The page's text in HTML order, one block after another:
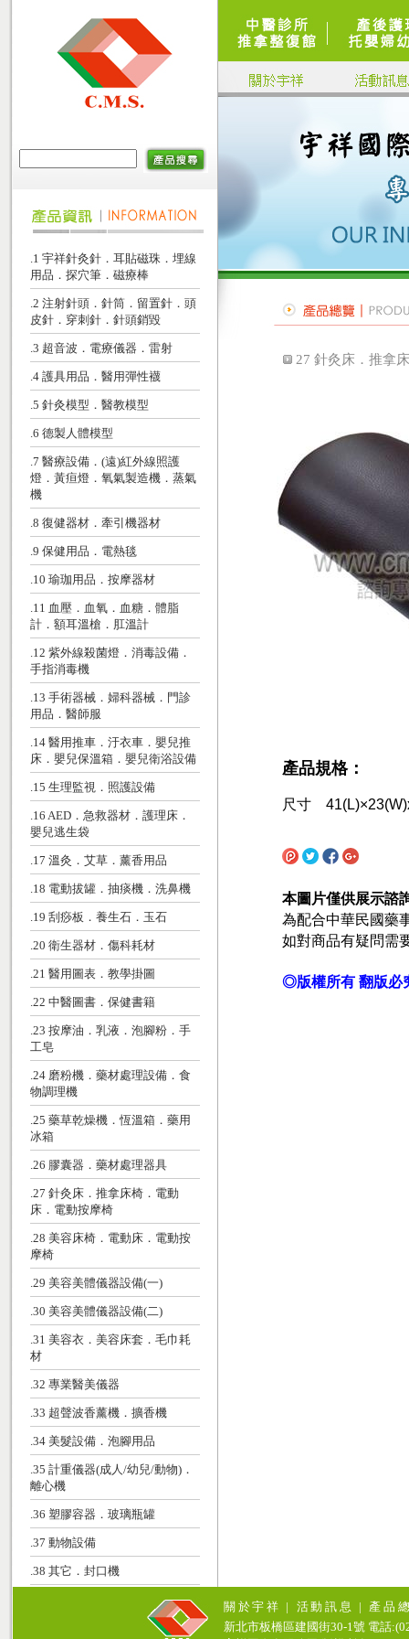
.1 宇祥針灸針．耳貼磁珠．埋線
用品．探穴筆．磁療棒
.2 注射針頭．針筒．留置針．頭
皮針．穿刺針．針頭銷毀
.3 超音波．電療儀器．雷射
.4 護具用品．醫用彈性襪
.5 針灸模型．醫教模型
.6 德製人體模型
.7 醫療設備．(遠)紅外線照護
燈．黃疸燈．氧氣製造機．蒸氣
機
.8 復健器材．牽引機器材
.9 保健用品．電熱毯
.10 瑜珈用品．按摩器材
.11 血壓．血氧．血糖．體脂
計．額耳溫槍．肛溫計
.12 紫外線殺菌燈．消毒設備．
手指消毒機
.13 手術器械．婦科器械．門診
用品．醫師服
.14 醫用推車．汙衣車．嬰兒推
床．嬰兒保溫箱．嬰兒衛浴設備
.15 生理監視．照護設備
.16 AED．急救器材．護理床．
嬰兒逃生袋
.17 溫灸．艾草．薰香用品
.18 電動拔罐．抽痰機．洗鼻機
.19 刮痧板．養生石．玉石
.20 衛生器材．傷科耗材
.21 醫用圖表．教學掛圖
.22 中醫圖書．保健書籍
.23 按摩油．乳液．泡腳粉．手
工皂
.24 磨粉機．藥材處理設備．食
物調理機
.25 藥草乾燥機．恆溫箱．藥用
冰箱
.26 膠囊器．藥材處理器具
.27 針灸床．推拿床椅．電動
床．電動按摩椅
.28 美容床椅．電動床．電動按
摩椅
.29 美容美體儀器設備(一)
.30 美容美體儀器設備(二)
.31 美容衣．美容床套．毛巾耗
材
.32 專業醫美儀器
.33 超聲波香薰機．擴香機
.34 美髮設備．泡腳用品
.35 計重儀器(成人/幼兒/動物)．
離心機
.36 塑膠容器．玻璃瓶罐
.37 動物設備
.38 其它．封口機
27 針灸床．推拿
產品規格：
尺寸
本圖片僅供展示諮
為配合中華民國藥
如對商品有疑問需
◎版權所有 翻版
關於宇祥 | 活動訊息 | 產品
新北市板橋區建國街30-1號 電話